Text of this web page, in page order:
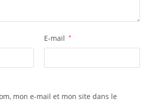
E-mail *
mon e-mail et mon site dans le